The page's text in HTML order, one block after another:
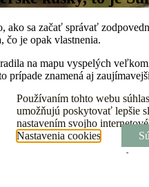
sa začať správať
čo je opak vlastnenia.
na mapu vyspelých
prípade znamená aj
od lokálnych
jedna z jeho
„30“: ak viete, že nový
Používaním tohto webu
umožňujú poskytovať lepšie
nastavením svojho
Nastavenia cookies